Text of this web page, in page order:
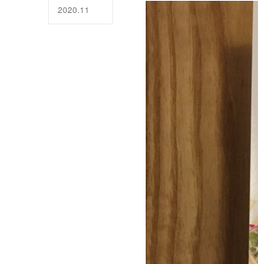
2020.11